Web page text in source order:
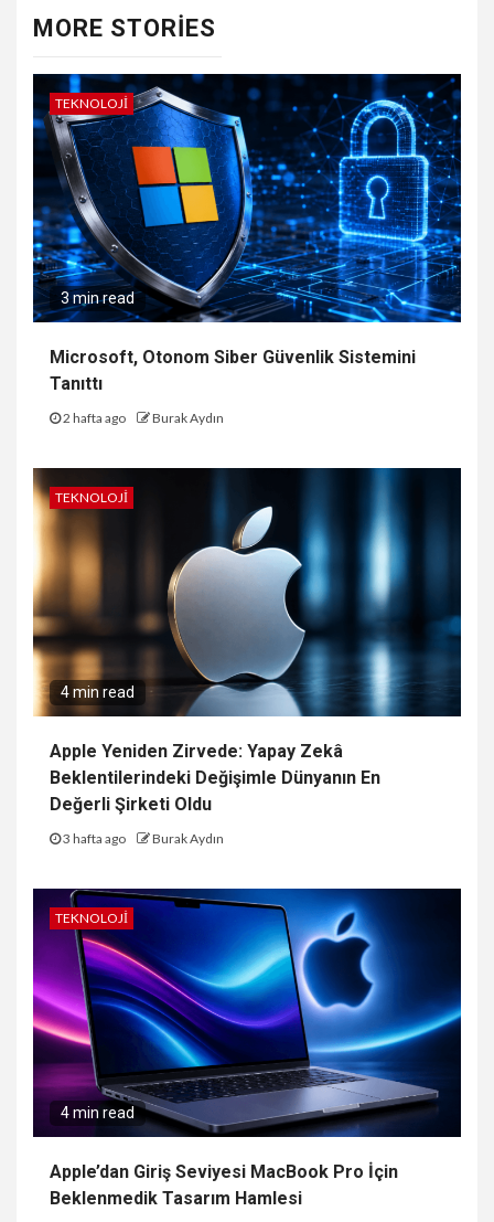
MORE STORIES
TEKNOLOJI
3 min read
Microsoft, Otonom Siber Güvenlik Sistemini
Tanıttı
2 hafta ago Burak Aydın
TEKNOLOJI
4 min read
Apple Yeniden Zirvede: Yapay Zekâ
Beklentilerindeki Değişimle Dünyanın En
Değerli Şirketi Oldu
3 hafta ago Burak Aydın
TEKNOLOJI
4 min read
Apple’dan Giriş Seviyesi MacBook Pro İçin
Beklenmedik Tasarım Hamlesi